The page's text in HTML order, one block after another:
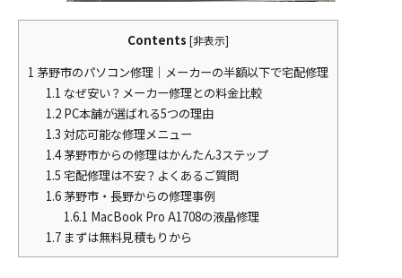
Contents [非表示]
1 茅野市のパソコン修理｜メーカーの半額以下で宅配修理
1.1 なぜ安い？メーカー修理との料金比較
1.2PC本舗が選ばれる5つの理由
1.3 対応可能な修理メニュー
1.4茅野市からの修理はかんたん3ステップ
1.5 宅配修理は不安？よくあるご質問
1.6茅野市・長野からの修理事例
1.6.1 MacBook Pro A1708の液晶修理
1.7まずは無料見積もりから